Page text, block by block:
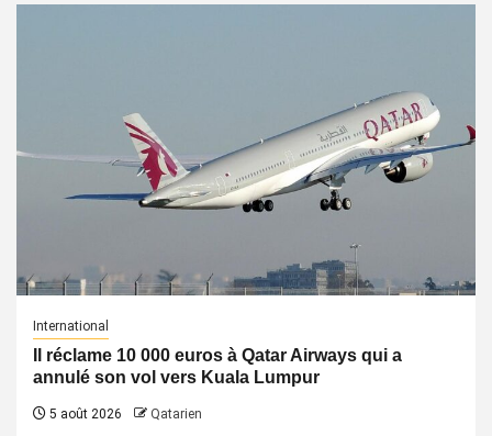
International
Il réclame 10 000 euros à Qatar Airways qui a
annulé son vol vers Kuala Lumpur
5 août 2026 Qatarien